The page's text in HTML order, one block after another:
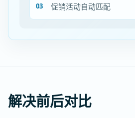
促销活动自动匹配
解决前后对比